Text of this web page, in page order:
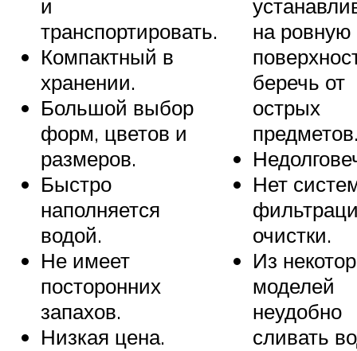
и
транспортировать.
Компактный в
хранении.
Большой выбор
форм, цветов и
размеров.
Быстро
наполняется
водой.
Не имеет
посторонних
запахов.
Низкая цена.
на ровную
беречь от
острых
Нет
очистки.
Из
моделей
неудобно
сливать